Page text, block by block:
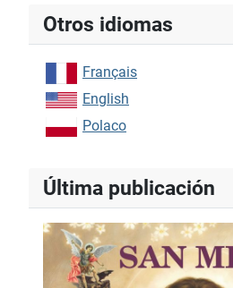
Otros idiomas
Français
English
Polaco
Última publicación